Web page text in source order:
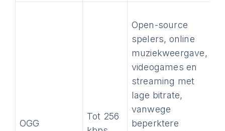
OGG
Tot 256
Open-source
spelers, online
muziekweergave,
videogames en
streaming met
lage bitrate,
vanwege
beperktere